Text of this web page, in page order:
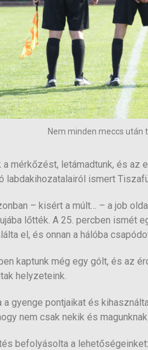
Nem minden meccs után
mérkőzést, letámadtunk, és az
labdakihozatalairól ismert
– kisért a múlt… – a job
lőtték. A 25. percben ismét
el, és onnan a hálóba
kaptunk még egy gólt, és az
helyzeteink.
gyenge pontjaikat és
nem csak nekik és
befolyásolta a lehetőségeinket: